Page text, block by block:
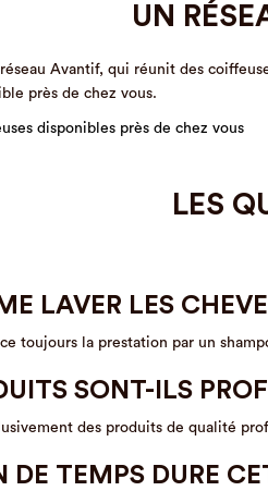
UN
Avantif, qui réunit des
près de chez vous.
disponibles près de chez vous
LES
LAVER LES
toujours la prestation par un
SONT-ILS
des produits de qualité
DE TEMPS DURE